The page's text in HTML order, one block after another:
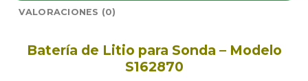
VALORACIONES (0)
Batería de Litio para Sonda – Modelo
S162870